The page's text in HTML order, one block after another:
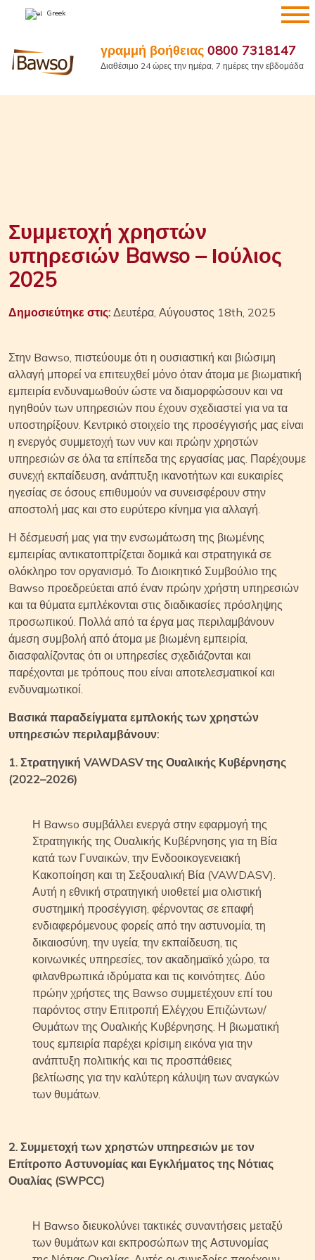
ΜετάβασηGreek
γραμμή βοήθειας 0800 7318147
Διαθέσιμο 24 ώρες την ημέρα, 7 ημέρες την εβδομάδα
Συμμετοχή χρηστών
υπηρεσιών Bawso – Ιούλιος
2025
Δημοσιεύτηκε στις: Δευτέρα, Αύγουστος 18th, 2025
Στην Bawso, πιστεύουμε ότι η ουσιαστική και βιώσιμη
αλλαγή μπορεί να επιτευχθεί μόνο όταν άτομα με βιωματική
εμπειρία ενδυναμωθούν ώστε να διαμορφώσουν και να
ηγηθούν των υπηρεσιών που έχουν σχεδιαστεί για να τα
υποστηρίξουν. Κεντρικό στοιχείο της προσέγγισής μας είναι
η ενεργός συμμετοχή των νυν και πρώην χρηστών
υπηρεσιών σε όλα τα επίπεδα της εργασίας μας. Παρέχουμε
συνεχή εκπαίδευση, ανάπτυξη ικανοτήτων και ευκαιρίες
ηγεσίας σε όσους επιθυμούν να συνεισφέρουν στην
αποστολή μας και στο ευρύτερο κίνημα για αλλαγή.
Η δέσμευσή μας για την ενσωμάτωση της βιωμένης
εμπειρίας αντικατοπτρίζεται δομικά και στρατηγικά σε
ολόκληρο τον οργανισμό. Το Διοικητικό Συμβούλιο της
Bawso προεδρεύεται από έναν πρώην χρήστη υπηρεσιών
και τα θύματα εμπλέκονται στις διαδικασίες πρόσληψης
προσωπικού. Πολλά από τα έργα μας περιλαμβάνουν
άμεση συμβολή από άτομα με βιωμένη εμπειρία,
διασφαλίζοντας ότι οι υπηρεσίες σχεδιάζονται και
παρέχονται με τρόπους που είναι αποτελεσματικοί και
ενδυναμωτικοί.
Βασικά παραδείγματα εμπλοκής των χρηστών
υπηρεσιών περιλαμβάνουν:
1. Στρατηγική VAWDASV της Ουαλικής Κυβέρνησης
(2022–2026)
Η Bawso συμβάλλει ενεργά στην εφαρμογή της
Στρατηγικής της Ουαλικής Κυβέρνησης για τη Βία
κατά των Γυναικών, την Ενδοοικογενειακή
Κακοποίηση και τη Σεξουαλική Βία (VAWDASV).
Αυτή η εθνική στρατηγική υιοθετεί μια ολιστική
συστημική προσέγγιση, φέρνοντας σε επαφή
ενδιαφερόμενους φορείς από την αστυνομία, τη
δικαιοσύνη, την υγεία, την εκπαίδευση, τις
κοινωνικές υπηρεσίες, τον ακαδημαϊκό χώρο, τα
φιλανθρωπικά ιδρύματα και τις κοινότητες. Δύο
πρώην χρήστες της Bawso συμμετέχουν επί του
παρόντος στην Επιτροπή Ελέγχου Επιζώντων/
Θυμάτων της Ουαλικής Κυβέρνησης. Η βιωματική
τους εμπειρία παρέχει κρίσιμη εικόνα για την
ανάπτυξη πολιτικής και τις προσπάθειες
βελτίωσης για την καλύτερη κάλυψη των αναγκών
των θυμάτων.
2. Συμμετοχή των χρηστών υπηρεσιών με τον
Επίτροπο Αστυνομίας και Εγκλήματος της Νότιας
Ουαλίας (SWPCC)
Η Bawso διευκολύνει τακτικές συναντήσεις μεταξύ
των θυμάτων και εκπροσώπων της Αστυνομίας